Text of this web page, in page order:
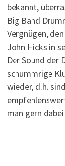
bekannt,
Big Band
Vergnügen,
John Hicks in
Der Sound der
schummrige
wieder, d.h.
man gern